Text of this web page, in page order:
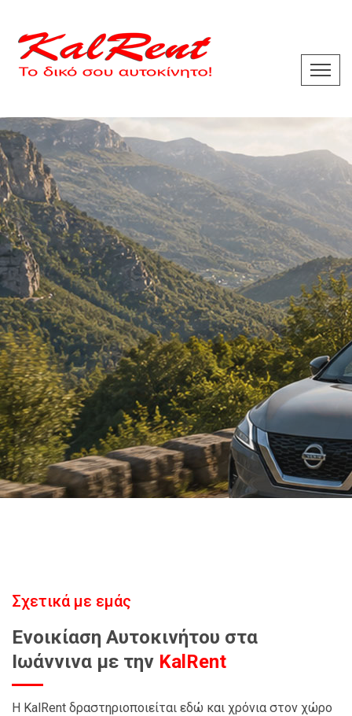
Άνεση & Ελευθερία σε
κάθε διαδρομή
Σχετικά με εμάς
Ενοικίαση Αυτοκινήτου στα
Ιωάννινα με την KalRent
Η KalRent δραστηριοποιείται εδώ και χρόνια στον χώρο